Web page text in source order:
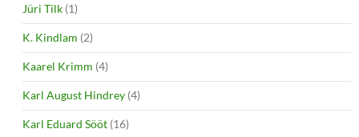
Jüri Tilk (1)
K. Kindlam (2)
Kaarel Krimm (4)
Karl August Hindrey (4)
Karl Eduard Sööt (16)